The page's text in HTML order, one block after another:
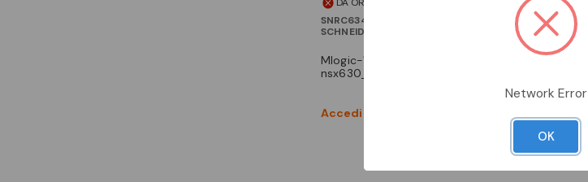
DA ORDINARE
SNRC6341M500
SCHNEIDER
mlogic-1.3m 500a 4p
nsx630_t
Accedi per vedere i prezzi
Vedi prodotto
DA ORDINARE
SNRC6347A570
SCHNEIDER
Network Error
OK